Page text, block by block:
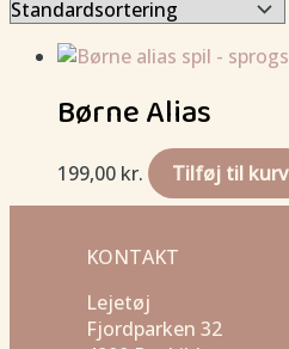
Børne Alias
199,00 kr. Tilføj til kurv
KONTAKT
Lejetøj
Fjordparken 32